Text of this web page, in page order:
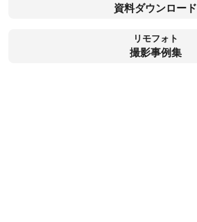
資料ダウンロード
リモフォト
撮影事例集